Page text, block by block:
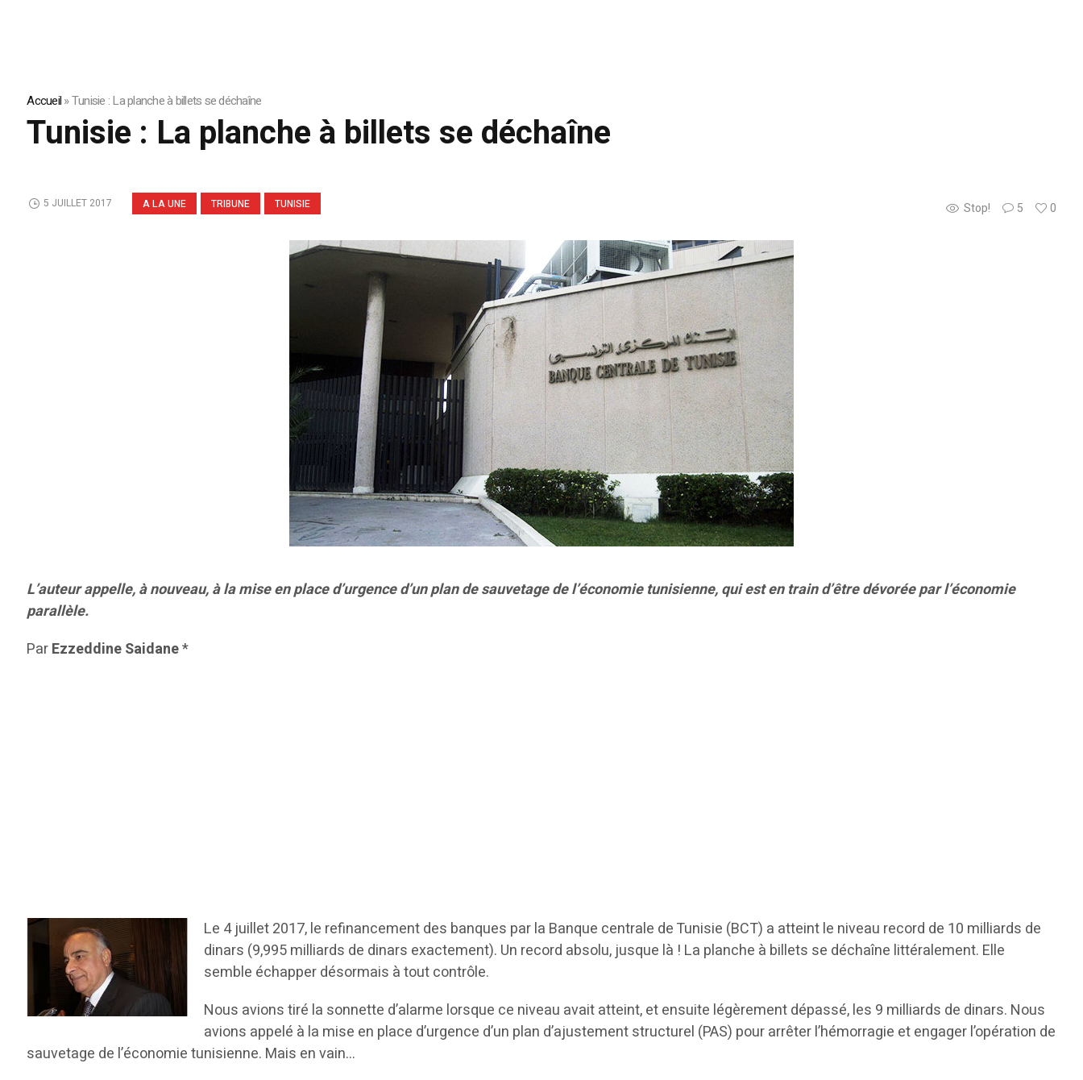
Accueil»Tunisie : La planche à billets se déchaîne
Tunisie : La planche à billets se déchaîne
A LA UNE TRIBUNE TUNISIE Stop! 5 0
5 JUILLET 2017
L’auteur appelle, à nouveau, à la mise en place d’urgence d’un plan de sauvetage de l’économie tunisienne, qui est en train d’être dévorée par l’économie
parallèle.
ParEzzeddine Saidane*
Le 4 juillet 2017, le refinancement des banques par la Banque centrale de Tunisie (BCT) a atteint le niveau record de 10 milliards de
dinars (9,995 milliards de dinars exactement). Un record absolu, jusque là ! La planche à billets se déchaîne littéralement. Elle
semble échapper désormais à tout contrôle.
Nous avions tiré la sonnette d’alarme lorsque ce niveau avait atteint, et ensuite légèrement dépassé, les 9 milliards de dinars. Nous
avions appelé à la mise en place d’urgence d’un plan d’ajustement structurel (PAS) pour arrêter l’hémorragie et engager l’opération de
sauvetage de l’économie tunisienne. Mais en vain…